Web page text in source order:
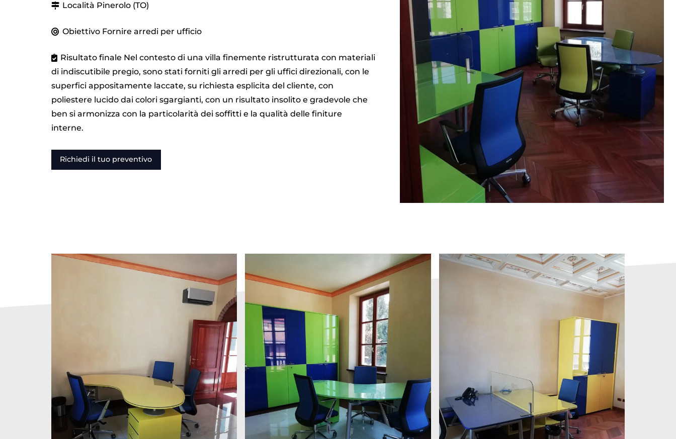
Località Pinerolo (TO)
Obiettivo Fornire arredi per ufficio
Risultato finale Nel contesto di una villa finemente ristrutturata con materiali
di indiscutibile pregio, sono stati forniti gli arredi per gli uffici direzionali, con le
superfici appositamente laccate, su richiesta esplicita del cliente, con
poliestere lucido dai colori sgargianti, con un risultato insolito e gradevole che
ben si armonizza con la particolarità dei soffitti e la qualità delle finiture
interne.
Richiedi il tuo preventivo